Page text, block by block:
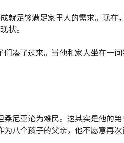
就足够满足家里人的需求。现在
状。
凑了过来。当他和家人坐在一
桑尼亚沦为难民。这其实是他的
八个孩子的父亲，他不愿意再